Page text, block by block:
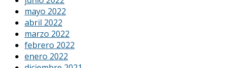
mayo 2022
abril 2022
marzo 2022
febrero 2022
enero 2022